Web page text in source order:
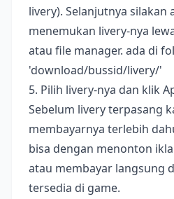
livery). Selanjutnya silakan
menemukan livery-nya
atau file manager. ada di
'download/bussid/livery/'
5. Pilih livery-nya dan klik
Sebelum livery terpasang
membayarnya terlebih
bisa dengan menonton
atau membayar langsung
tersedia di game.